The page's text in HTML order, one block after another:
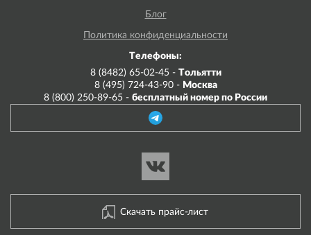
Блог
Политика конфиденциальности
Телефоны:
8 (8482) 65-02-45 - Тольятти
8 (495) 724-43-90 - Москва
8 (800) 250-89-65 - бесплатный номер по России
Скачать прайс-лист